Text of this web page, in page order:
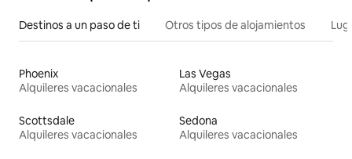
Destinos a un paso de ti Otros tipos de alojamientos
Phoenix
Alquileres vacacionales
Las Vegas
Alquileres vacacionales
Scottsdale
Alquileres vacacionales
Sedona
Alquileres vacacionales